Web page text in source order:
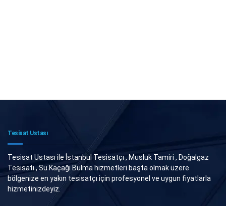
Tesisat Ustası
Tesisat Ustası ile İstanbul Tesisatçı , Musluk Tamiri , Doğalgaz
Tesisatı , Su Kaçağı Bulma hizmetleri başta olmak üzere
bölgenize en yakın tesisatçı için profesyonel ve uygun fiyatlarla
hizmetinizdeyiz.